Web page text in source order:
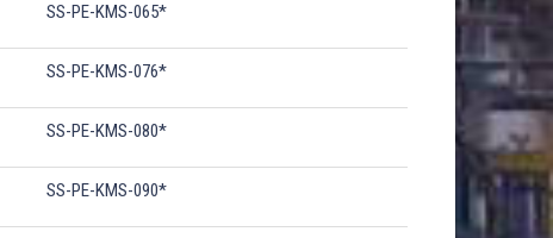
SS-PE-KMS-065*
SS-PE-KMS-076*
SS-PE-KMS-080*
SS-PE-KMS-090*